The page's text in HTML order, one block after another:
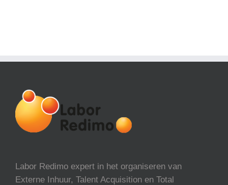
Labor Redimo expert in het organiseren van
Externe Inhuur, Talent Acquisition en Total